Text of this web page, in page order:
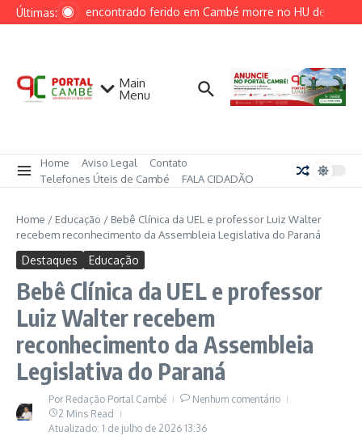
Ir para o conteúdo
Últimas:Homem encontrado ferido em Cambé morre no HU de
Main
Menu
Home Aviso Legal
Contato
Telefones Úteis de Cambé
FALA CIDADÃO
Home / Educação / Bebê Clínica da UEL e professor Luiz Walter
recebem reconhecimento da Assembleia Legislativa do Paraná
Destaques Educação
Bebê Clínica da UEL e professor
Luiz Walter recebem
reconhecimento da Assembleia
Legislativa do Paraná
Por Redação Portal Cambé
Nenhum comentário
2 Mins Read
Atualizado: 1 de julho de 2026 13:36